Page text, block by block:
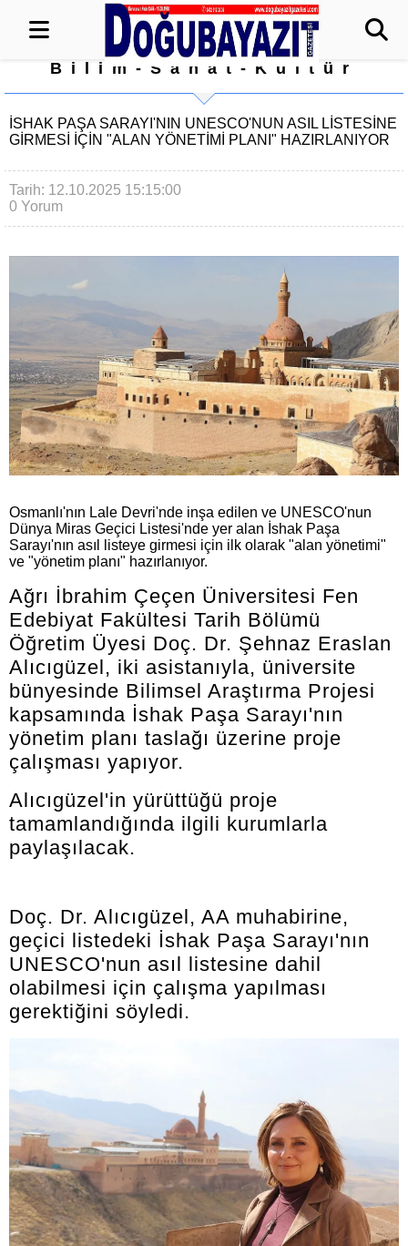
Bilim-Sanat-Kültür
İSHAK PAŞA SARAYI'NIN UNESCO'NUN ASIL LISTESINE
GIRMESI IÇIN "ALAN YÖNETIMI PLANI" HAZIRLANIYOR
Tarih: 12.10.2025 15:15:00
0 Yorum
Osmanlı'nın Lale Devri'nde inşa edilen ve UNESCO'nun
Dünya Miras Geçici Listesi'nde yer alan İshak Paşa
Sarayı'nın asıl listeye girmesi için ilk olarak "alan yönetimi"
ve "yönetim planı" hazırlanıyor.
Ağrı İbrahim Çeçen Üniversitesi Fen
Edebiyat Fakültesi Tarih Bölümü
Öğretim Üyesi Doç. Dr. Şehnaz Eraslan
Alıcıgüzel, iki asistanıyla, üniversite
bünyesinde Bilimsel Araştırma Projesi
kapsamında İshak Paşa Sarayı'nın
yönetim planı taslağı üzerine proje
çalışması yapıyor.
Alıcıgüzel'in yürüttüğü proje
tamamlandığında ilgili kurumlarla
paylaşılacak.
Doç. Dr. Alıcıgüzel, AA muhabirine,
geçici listedeki İshak Paşa Sarayı'nın
UNESCO'nun asıl listesine dahil
olabilmesi için çalışma yapılması
gerektiğini söyledi.